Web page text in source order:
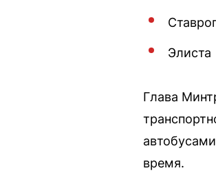
Элиста
Глава
время.